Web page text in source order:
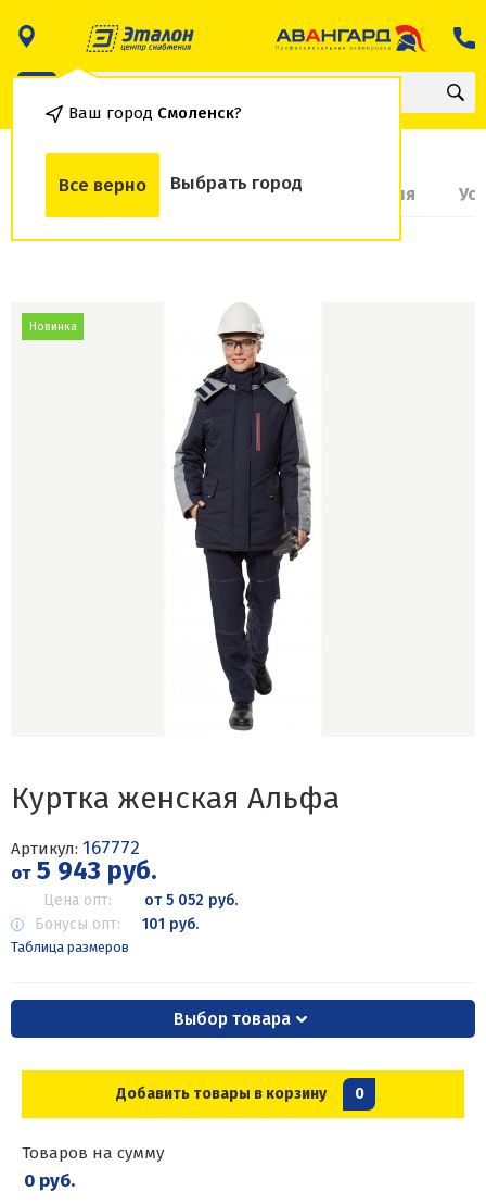
Ваш город Смоленск?
Все верно Выбрать город
О товаре Доставка и оплата Гарантия
Новинка
Куртка женская Альфа
Артикул: 167772
от5 943 руб.
Цена опт:
от 5 052 руб.
Бонусы опт:
101 руб.
Таблица размеров
Выбор товара
Добавить товары в корзину 0
Товаров на сумму
0 руб.